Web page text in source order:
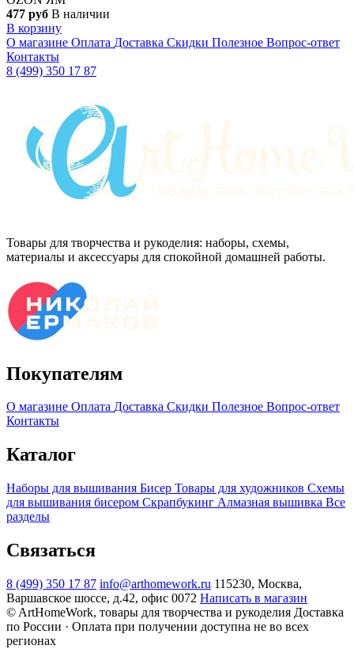
477 руб В наличии
В корзину
О магазине Оплата Доставка Скидки Полезное Вопрос-ответ
Контакты
8 (499) 350 17 87
Товары для творчества и рукоделия: наборы, схемы,
материалы и аксессуары для спокойной домашней работы.
Покупателям
О магазине Оплата Доставка Скидки Полезное Вопрос-ответ
Контакты
Каталог
Наборы для вышивания Бисер Товары для художников Схемы
для вышивания бисером Скрапбукинг Алмазная вышивка Все
разделы
Связаться
8 (499) 350 17 87 info@arthomework.ru 115230, Москва,
Варшавское шоссе, д.42, офис 0072 Написать в магазин
© ArtHomeWork, товары для творчества и рукоделия Доставка
по России · Оплата при получении доступна не во всех
регионах